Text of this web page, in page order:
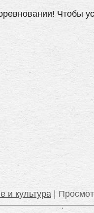
Чтобы
и культура